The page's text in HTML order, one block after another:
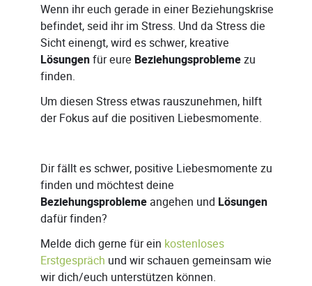
Wenn ihr euch gerade in einer Beziehungskrise
befindet, seid ihr im Stress. Und da Stress die
Sicht einengt, wird es schwer, kreative
Lösungenfür eure Beziehungsproblemezu
finden.
Um diesen Stress etwas rauszunehmen, hilft
der Fokus auf die positiven Liebesmomente.
Dir fällt es schwer, positive Liebesmomente zu
finden und möchtest deine
Beziehungsprobleme angehen und Lösungen
dafür finden?
Melde dich gerne für ein kostenloses
Erstgespräch und wir schauen gemeinsam wie
wir dich/euch unterstützen können.